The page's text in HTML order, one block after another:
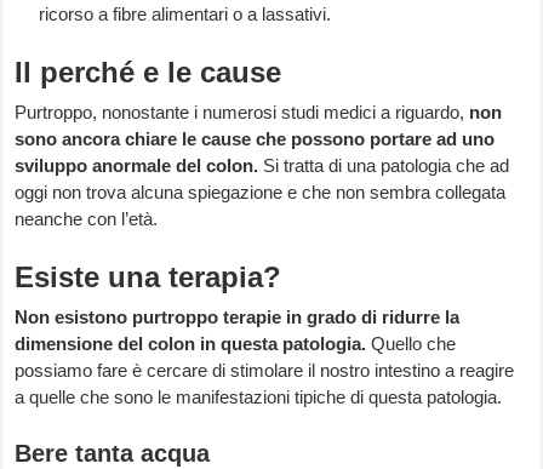
ricorso a fibre alimentari o a lassativi.
Il perché e le cause
Purtroppo, nonostante i numerosi studi medici a riguardo, non
sono ancora chiare le cause che possono portare ad uno
sviluppo anormale del colon. Si tratta di una patologia che ad
oggi non trova alcuna spiegazione e che non sembra collegata
neanche con l’età.
Esiste una terapia?
Non esistono purtroppo terapie in grado di ridurre la
dimensione del colon in questa patologia. Quello che
possiamo fare è cercare di stimolare il nostro intestino a reagire
a quelle che sono le manifestazioni tipiche di questa patologia.
Bere tanta acqua